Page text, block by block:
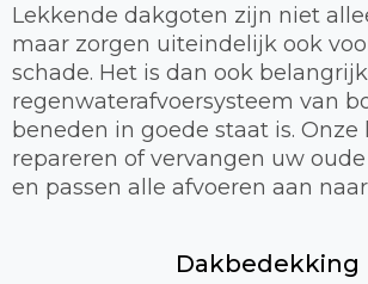
Lekkende dakgoten zijn niet
maar zorgen uiteindelijk ook
schade. Het is dan ook
regenwaterafvoersysteem van
beneden in goede staat is. Onze
repareren of vervangen uw
en passen alle afvoeren aan
Dakbedekking